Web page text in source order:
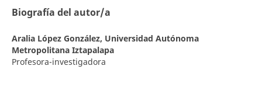
Biografía del autor/a
Aralia López González, Universidad Autónoma
Metropolitana Iztapalapa
Profesora-investigadora